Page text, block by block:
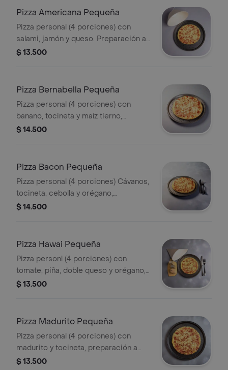
Pizza Americana Pequeña
Pizza personal (4 porciones) con
salami, jamón y queso. Preparación a
elegir.
$ 13.500
Pizza Bernabella Pequeña
Pizza personal (4 porciones) con
banano, tocineta y maíz tierno,
preparación a elegir.
$ 14.500
Pizza Bacon Pequeña
Pizza personal (4 porciones) Cávanos,
tocineta, cebolla y orégano,
preparación a elegir.
$ 14.500
Pizza Hawai Pequeña
Pizza personl (4 porciones) con
tomate, piña, doble queso y orégano,
preparación a elegir.
$ 13.500
Pizza Madurito Pequeña
Pizza personal (4 porciones) con
madurito y tocineta, preparación a
elegir.
$ 13.500